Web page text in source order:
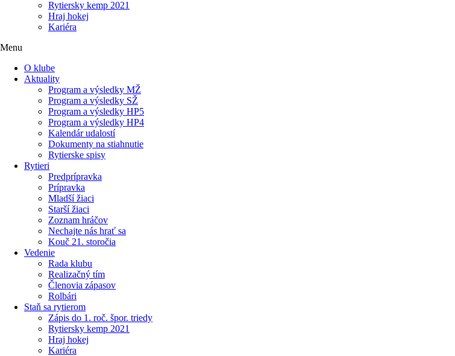
Rytiersky kemp 2021
Hraj hokej
Kariéra
Menu
O klube
Aktuality
Program a výsledky MŽ
Program a výsledky SŽ
Program a výsledky HP5
Program a výsledky HP4
Kalendár udalostí
Dokumenty na stiahnutie
Rytierske spisy
Rytieri
Predprípravka
Prípravka
Mladší žiaci
Starší žiaci
Zoznam hráčov
Nechajte nás hrať sa
Kouč 21. storočia
Vedenie
Rada klubu
Realizačný tím
Členovia zápasov
Rolbári
Staň sa rytierom
Zápis do 1. roč. špor. triedy
Rytiersky kemp 2021
Hraj hokej
Kariéra